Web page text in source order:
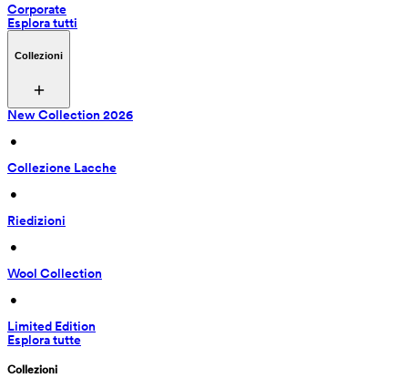
Corporate
Esplora tutti
Collezioni
New Collection 2026
•
Collezione Lacche
•
Riedizioni
•
Wool Collection
•
Limited Edition
Esplora tutte
Collezioni